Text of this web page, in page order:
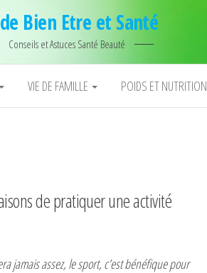
Bien Etre et Santé
Conseils et Astuces Santé Beauté
VIE DE FAMILLE POIDS ET NUTRITION
de pratiquer une activité
jamais assez, le sport, c’est bénéfique pour